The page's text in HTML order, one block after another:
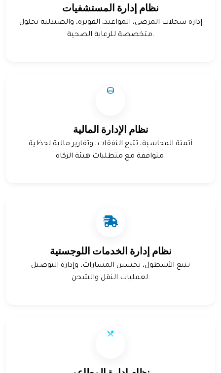
نظام إدارة المستشفيات
إدارة سجلات المرضى، المواعيد، الفوترة، والصيدلية بحلول
متخصصة للرعاية الصحية.
نظام الإدارة المالية
أتمتة المحاسبة، تتبع النفقات، وتقارير مالية لحظية
متوافقة مع متطلبات هيئة الزكاة.
نظام إدارة الخدمات اللوجستية
تتبع الأسطول، تحسين المسارات، وإدارة التوصيل
لعمليات النقل والشحن.